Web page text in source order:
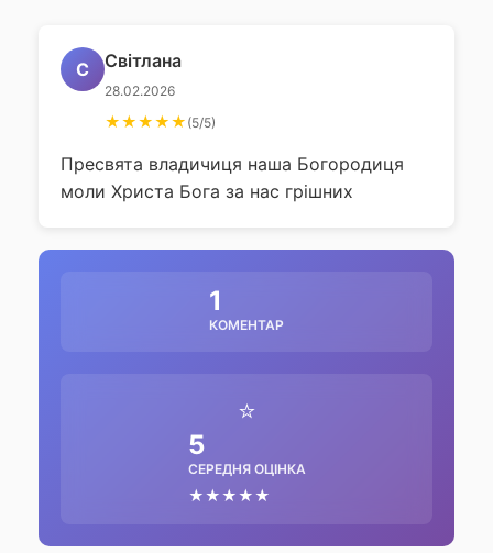
С Світлана
28.02.2026
★★★★★ (5/5)
Пресвята владичиця наша Богородиця
моли Христа Бога за нас грішних
1
КОМЕНТАР
⭐
5
СЕРЕДНЯ ОЦІНКА
★★★★★